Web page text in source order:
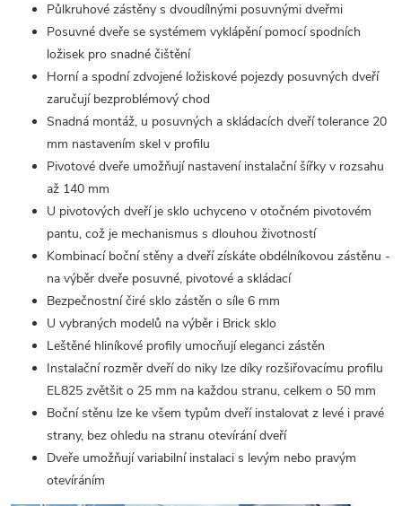
Půlkruhové zástěny s dvoudílnými posuvnými dveřmi
Posuvné dveře se systémem vyklápění pomocí spodních
ložisek pro snadné čištění
Horní a spodní zdvojené ložiskové pojezdy posuvných dveří
zaručují bezproblémový chod
Snadná montáž, u posuvných a skládacích dveří tolerance 20
mm nastavením skel v profilu
Pivotové dveře umožňují nastavení instalační šířky v rozsahu
až 140 mm
U pivotových dveří je sklo uchyceno v otočném pivotovém
pantu, což je mechanismus s dlouhou životností
Kombinací boční stěny a dveří získáte obdélníkovou zástěnu -
na výběr dveře posuvné, pivotové a skládací
Bezpečnostní čiré sklo zástěn o síle 6 mm
U vybraných modelů na výběr i Brick sklo
Leštěné hliníkové profily umocňují eleganci zástěn
Instalační rozměr dveří do niky lze díky rozšiřovacímu profilu
EL825 zvětšit o 25 mm na každou stranu, celkem o 50 mm
Boční stěnu lze ke všem typům dveří instalovat z levé i pravé
strany, bez ohledu na stranu otevírání dveří
Dveře umožňují variabilní instalaci s levým nebo pravým
otevíráním